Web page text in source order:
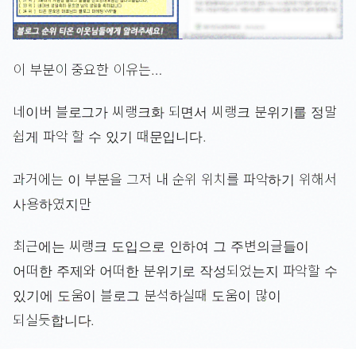
이 부분이 중요한 이유는…
네이버 블로그가 씨랭크화 되면서 씨랭크 분위기를 정말
쉽게 파악 할 수 있기 때문입니다.
과거에는 이 부분을 그저 내 순위 위치를 파악하기 위해서
사용하였지만
최근에는 씨랭크 도입으로 인하여 그 주변의글들이
어떠한 주제와 어떠한 분위기로 작성되었는지 파악할 수
있기에 도움이 블로그 분석하실때 도움이 많이
되실듯합니다.